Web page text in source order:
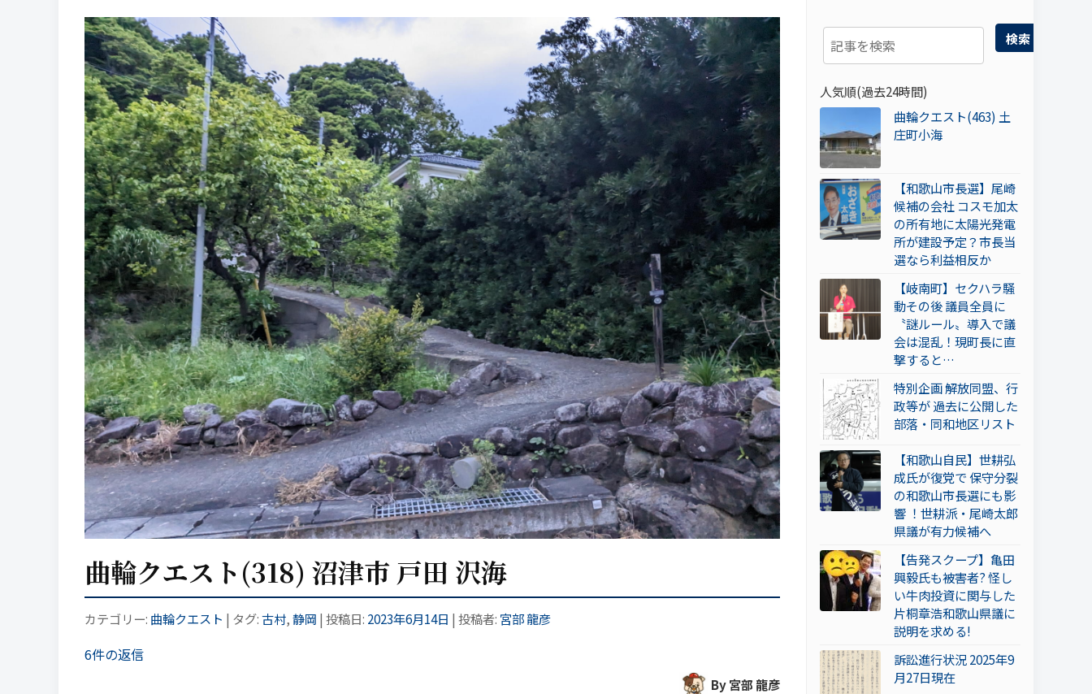
検索
人気順(過去24時間)
曲輪クエスト(463) 土
庄町小海
【和歌山市長選】尾崎
候補の会社 コスモ加太
の所有地に太陽光発電
所が建設予定？市長当
選なら利益相反か
【岐南町】セクハラ騒
動その後 議員全員に
〝謎ルール〟導入で議
会は混乱！現町長に直
撃すると…
特別企画 解放同盟、行
政等が 過去に公開した
部落・同和地区リスト
【和歌山自民】世耕弘
成氏が復党で 保守分裂
の和歌山市長選にも影
響 ！世耕派・尾崎太郎
県議が有力候補へ
【告発スクープ】亀田
興毅氏も被害者? 怪し
い牛肉投資に関与した
片桐章浩和歌山県議に
説明を求める!
訴訟進行状況 2025年9
月27日現在
曲輪クエスト(318) 沼津市 戸田 沢海
カテゴリー: 曲輪クエスト | タグ:古村,静岡 | 投稿日: 2023年6月14日 | 投稿者: 宮部 龍彦
6件の返信
By 宮部 龍彦